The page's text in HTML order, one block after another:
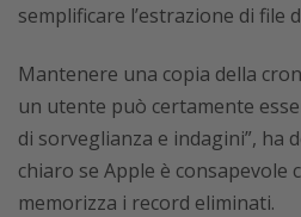
semplificare l’estrazione di file
Mantenere una copia della
un utente può certamente
di sorveglianza e indagini”, ha
chiaro se Apple è consapevole
memorizza i record eliminati.